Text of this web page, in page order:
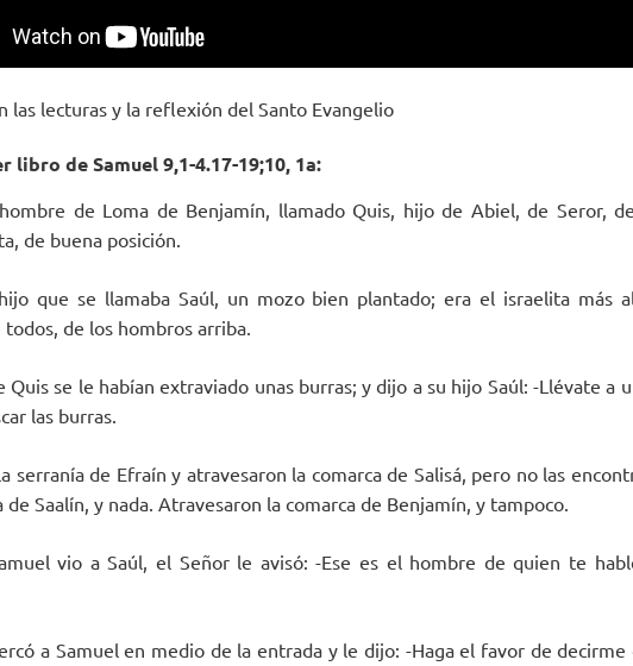
las lecturas y la reflexión del Santo Evangelio
libro de Samuel 9,1-4.17-19;10, 1a:
de Loma de Benjamín, llamado Quis, hijo de Abiel, de Seror,
de buena posición.
que se llamaba Saúl, un mozo bien plantado; era el israelita más
todos, de los hombros arriba.
Quis se le habían extraviado unas burras; y dijo a su hijo Saúl: -Llévate a
las burras.
serranía de Efraín y atravesaron la comarca de Salisá, pero no las
de Saalín, y nada. Atravesaron la comarca de Benjamín, y tampoco.
vio a Saúl, el Señor le avisó: -Ese es el hombre de quien te
a Samuel en medio de la entrada y le dijo: -Haga el favor de decirme